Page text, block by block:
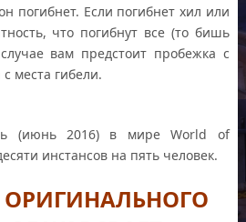
погибнет. Если погибнет хил или
что погибнут все (то бишь
вам предстоит пробежка с
места гибели.
(июнь 2016) в мире World of
инстансов на пять человек.